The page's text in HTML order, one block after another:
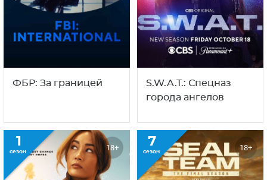
ФБР: За границей
S.W.A.T.: Спецназ
города ангелов
1
сезон 18+ 7
сезон 18+